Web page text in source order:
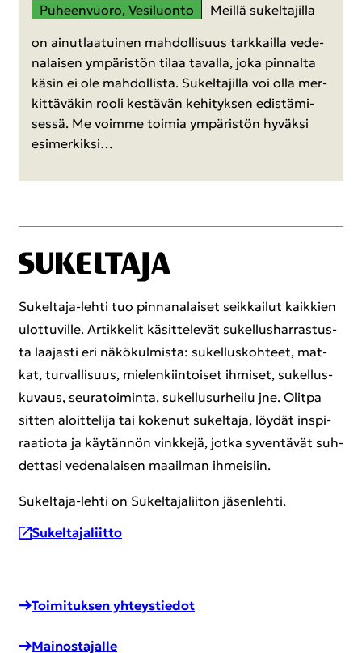
Pu­heen­vuo­ro, Ve­si­luon­to Meil­lä su­kel­ta­jil­la
on ai­nut­laa­tui­nen mah­dol­li­suus tark­kail­la ve­de­
na­lai­sen ym­pä­ris­tön tilaa ta­val­la, joka pin­nal­ta
käsin ei ole mah­dol­lis­ta. Su­kel­ta­jil­la voi olla mer­
kit­tä­vä­kin rooli kes­tä­vän ke­hi­tyk­sen edis­tä­mi­
ses­sä. Me voim­me toi­mia ym­pä­ris­tön hy­väk­si
esi­mer­kik­si…
Sukeltaja-​lehti tuo pin­na­na­lai­set seik­kai­lut kaik­kien
ulot­tu­vil­le. Ar­tik­ke­lit kä­sit­te­le­vät su­kel­lus­har­ras­tus­
ta laa­jas­ti eri nä­kö­kul­mis­ta: su­kel­lus­koh­teet, mat­
kat, tur­val­li­suus, mie­len­kiin­toi­set ih­mi­set, su­kel­lus­
ku­vaus, seu­ra­toi­min­ta, su­kel­lusur­hei­lu jne. Olit­pa
sit­ten aloit­te­li­ja tai ko­ke­nut su­kel­ta­ja, löy­dät ins­pi­
raa­tio­ta ja käy­tän­nön vink­ke­jä, jotka sy­ven­tä­vät suh­
det­ta­si ve­de­na­lai­sen maa­il­man ih­mei­siin.
Sukeltaja-​lehti on Su­kel­ta­ja­lii­ton jä­sen­leh­ti.
Su­kel­ta­ja­liit­to
Toi­mi­tuk­sen yh­teys­tie­dot
Mai­nos­ta­jal­le